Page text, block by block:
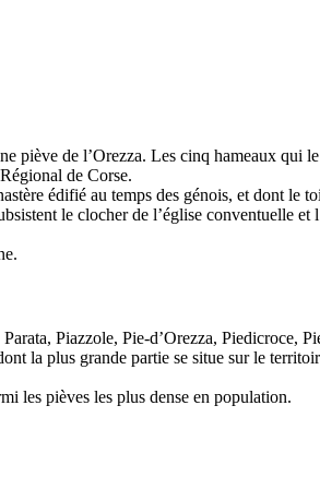
piève de l’Orezza. Les cinq hameaux qui
de Corse.
édifié au temps des génois, et dont le
le clocher de l’église conventuelle
Piazzole, Pie-d’Orezza, Piedicroce,
la plus grande partie se situe sur le
les pièves les plus dense en population.